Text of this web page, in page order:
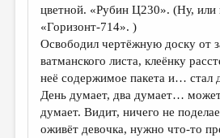
цветной. «Рубин Ц230». (Ну,
«Горизонт-714». )
Освободил чертёжную доску от
ватманского листа, клеёнку
неё содержимое пакета и… стал
День думает, два думает…
думает. Видит, ничего не
оживёт девочка, нужно что-то